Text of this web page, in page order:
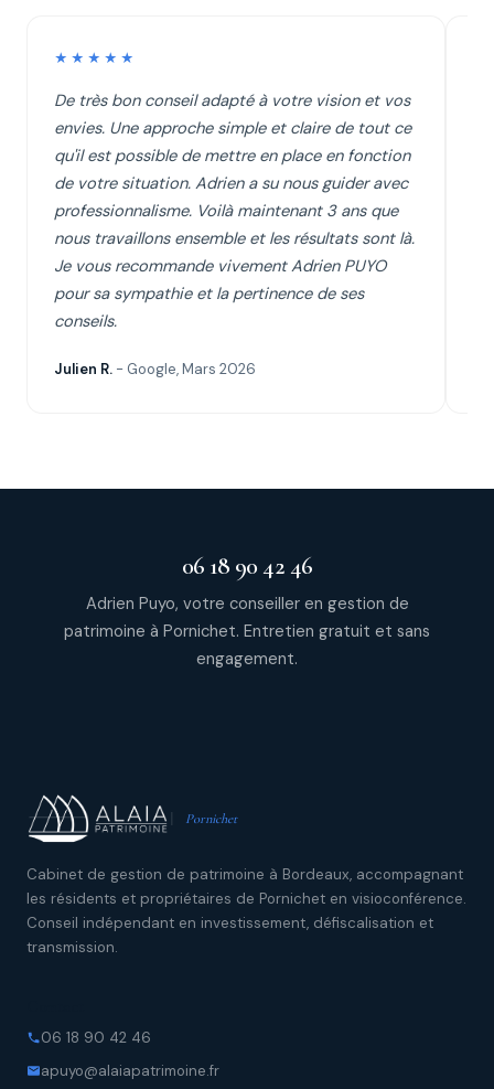
★★★★★
De très bon conseil adapté à votre vision et vos
envies. Une approche simple et claire de tout ce
qu'il est possible de mettre en place en fonction
de votre situation. Adrien a su nous guider avec
professionnalisme. Voilà maintenant 3 ans que
nous travaillons ensemble et les résultats sont là.
Je vous recommande vivement Adrien PUYO
pour sa sympathie et la pertinence de ses
conseils.
Julien R. - Google, Mars 2026
06 18 90 42 46
Adrien Puyo, votre conseiller en gestion de
patrimoine à Pornichet. Entretien gratuit et sans
engagement.
Pornichet
Cabinet de gestion de patrimoine à Bordeaux, accompagnant
les résidents et propriétaires de Pornichet en visioconférence.
Conseil indépendant en investissement, défiscalisation et
transmission.
06 18 90 42 46
apuyo@alaiapatrimoine.fr